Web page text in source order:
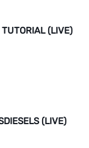
(LIVE)
(LIVE)